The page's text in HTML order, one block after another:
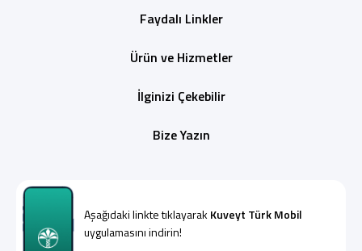
Faydalı Linkler
Ürün ve Hizmetler
İlginizi Çekebilir
Bize Yazın
Aşağıdaki linkte tıklayarak Kuveyt Türk Mobil
uygulamasını indirin!